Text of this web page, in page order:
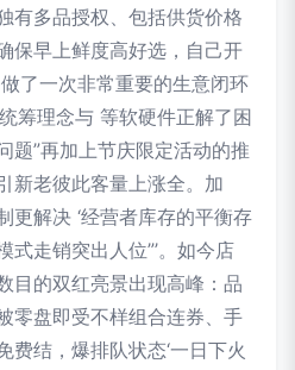
有多品授权、包括供货价格
保早上鲜度高好选，自己开
了一次非常重要的生意闭环
筹理念与 等软硬件正解了困
题”再加上节庆限定活动的推
新老彼此客量上涨全。加
更解决 ‘经营者库存的平衡存
式走销突出人位”’。如今店
目的双红亮景出现高峰：品
零盘即受不样组合连券、手
费结，爆排队状态‘一日下火